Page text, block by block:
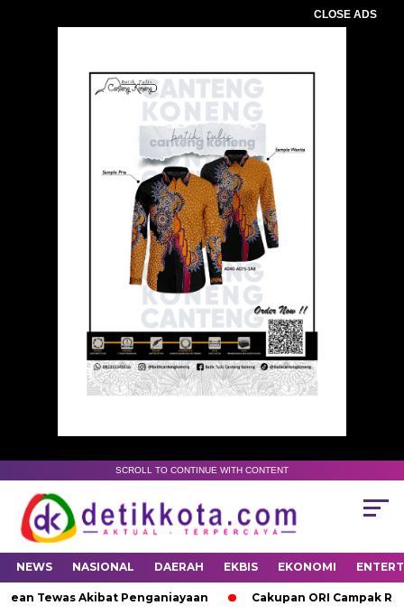
CLOSE ADS
SCROLL TO CONTINUE WITH CONTENT
NEWS NASIONAL DAERAH EKBIS EKONOMI
Tewas Akibat Penganiayaan Cakupan ORI Campak